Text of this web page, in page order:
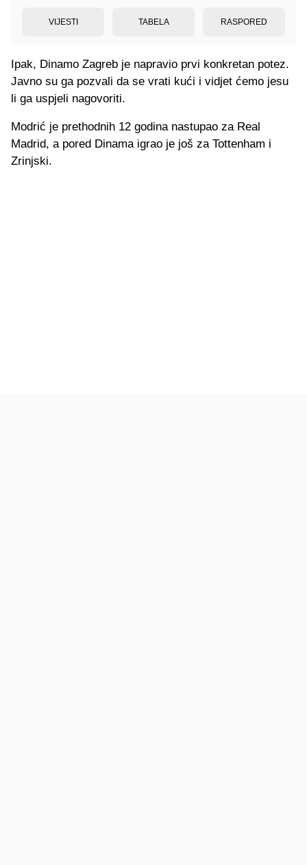
VIJESTI TABELA RASPORED
Ipak, Dinamo Zagreb je napravio prvi konkretan potez.
Javno su ga pozvali da se vrati kući i vidjet ćemo jesu
li ga uspjeli nagovoriti.
Modrić je prethodnih 12 godina nastupao za Real
Madrid, a pored Dinama igrao je još za Tottenham i
Zrinjski.